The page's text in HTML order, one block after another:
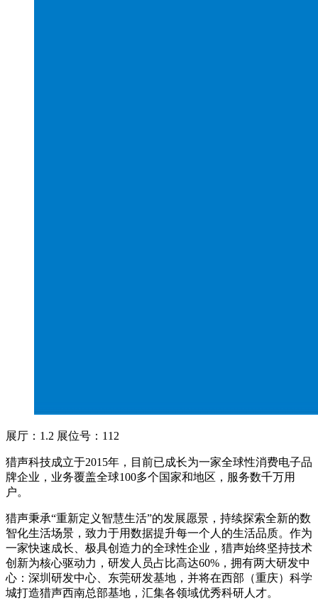
展厅：1.2 展位号：112
猎声科技成立于2015年，目前已成长为一家全球性消费电子品
牌企业，业务覆盖全球100多个国家和地区，服务数千万用
户。
猎声秉承“重新定义智慧生活”的发展愿景，持续探索全新的数
智化生活场景，致力于用数据提升每一个人的生活品质。作为
一家快速成长、极具创造力的全球性企业，猎声始终坚持技术
创新为核心驱动力，研发人员占比高达60%，拥有两大研发中
心：深圳研发中心、东莞研发基地，并将在西部（重庆）科学
城打造猎声西南总部基地，汇集各领域优秀科研人才。